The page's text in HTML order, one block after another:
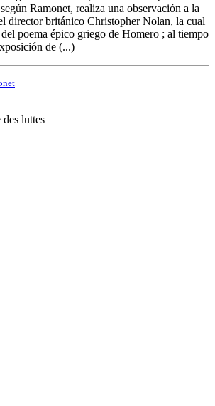
Ramonet, realiza una observación a la
director británico Christopher Nolan, la cual
poema épico griego de Homero ; al tiempo
de (...)
luttes